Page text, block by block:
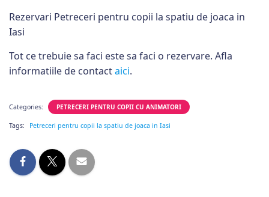
Rezervari Petreceri pentru copii la spatiu de joaca in
Iasi
Tot ce trebuie sa faci este sa faci o rezervare. Afla
informatiile de contactaici.
Categories: PETRECERI PENTRU COPII CU ANIMATORI
Tags: Petreceri pentru copii la spatiu de joaca in Iasi